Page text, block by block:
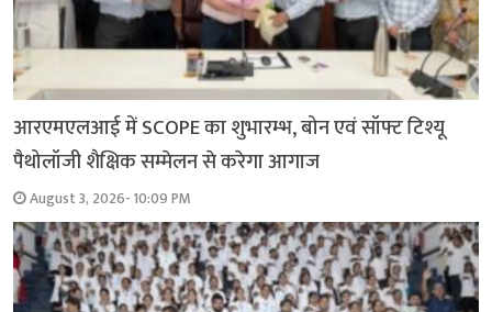
आरएमएलआई में SCOPE का शुभारम्भ, बोन एवं सॉफ्ट टिश्यू
पैथोलॉजी शैक्षिक सम्मेलन से करेगा आगाज
August 3, 2026- 10:09 PM